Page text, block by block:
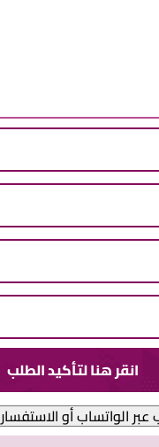
عبر الواتساب أو الاستفسار